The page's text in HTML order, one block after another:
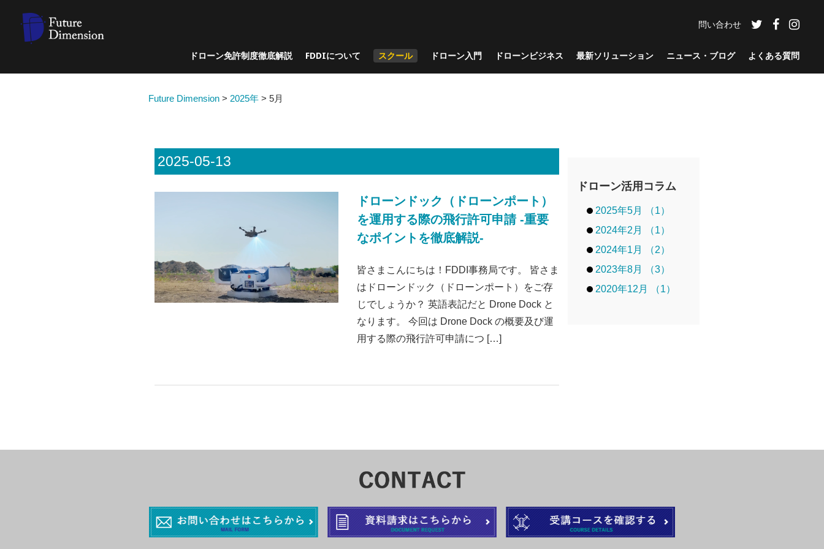
ドローン免許制度徹底解説 FDDIについて スクール ドローン入門 ドローンビジネス 最新ソリューション ニュース・ブログ よくある質問
問い合わせ
Future Dimension > 2025年 > 5月
2025-05-13
ドローンドック（ドローンポート）
を運用する際の飛行許可申請 -重要
なポイントを徹底解説-
皆さまこんにちは！FDDI事務局です。 皆さま
はドローンドック（ドローンポート）をご存
じでしょうか？ 英語表記だと Drone Dock と
なります。 今回は Drone Dock の概要及び運
用する際の飛行許可申請につ […]
ドローン活用コラム
2025年5月 （1）
2024年2月 （1）
2024年1月 （2）
2023年8月 （3）
2020年12月 （1）